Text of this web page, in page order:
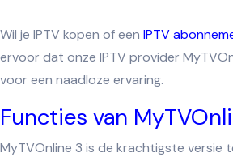
Wil je IPTV kopen of een IPTV
ervoor dat onze IPTV provider
voor een naadloze ervaring.
Functies van
MyTVOnline 3 is de krachtigste versie